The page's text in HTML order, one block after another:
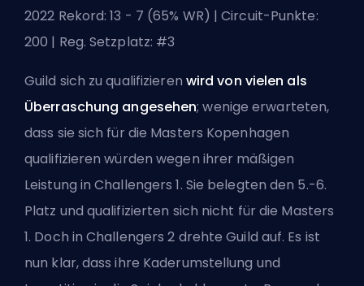
2022 Rekord: 13 - 7 (65% WR) | Circuit-Punkte:
200 | Reg. Setzplatz: #3
Guild sich zu qualifizieren wird von vielen als
Überraschung angesehen; wenige erwarteten,
dass sie sich für die Masters Kopenhagen
qualifizieren würden wegen ihrer mäßigen
Leistung in Challengers 1. Sie belegten den 5.-6.
Platz und qualifizierten sich nicht für die Masters
1. Doch in Challengers 2 drehte Guild auf. Es ist
nun klar, dass ihre Kaderumstellung und